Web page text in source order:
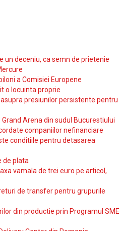
un deceniu, ca semn de prietenie
a Comisiei Europene
o locuinta proprie
presiunilor persistente pentru
Arena din sudul Bucurestiului
companiilor nefinanciare
conditiile pentru detasarea
de plata
vamala de trei euro pe articol,
de transfer pentru grupurile
din productie prin Programul SME